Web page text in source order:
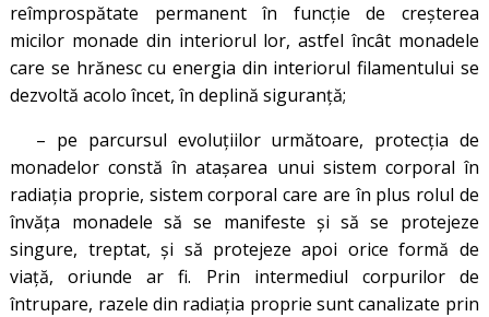
reîmprospătate permanent în funcție de creșterea
micilor monade din interiorul lor, astfel încât monadele
care se hrănesc cu energia din interiorul filamentului se
dezvoltă acolo încet, în deplină siguranță;
– pe parcursul evoluțiilor următoare, protecția de
monadelor constă în atașarea unui sistem corporal în
radiația proprie, sistem corporal care are în plus rolul de
învăța monadele să se manifeste și să se protejeze
singure, treptat, și să protejeze apoi orice formă de
viață, oriunde ar fi. Prin intermediul corpurilor de
întrupare, razele din radiația proprie sunt canalizate prin